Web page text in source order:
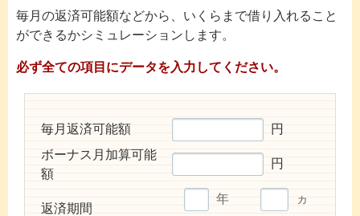
毎月の返済可能額などから、いくらまで借り入れること
ができるかシミュレーションします。
必ず全ての項目にデータを入力してください。
毎月返済可能額
円
ボーナス月加算可能
額
円
返済期間
年
ヵ